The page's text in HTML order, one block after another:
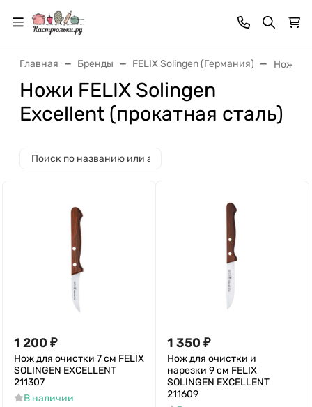
Главная Бренды FELIX Solingen (Германия) Ножи
Ножи FELIX Solingen
Excellent (прокатная сталь)
1 200 ₽
Нож для очистки 7 см FELIX
SOLINGEN EXCELLENT
211307
В наличии
1 350 ₽
Нож для очистки и
нарезки 9 см FELIX
SOLINGEN EXCELLENT
211609